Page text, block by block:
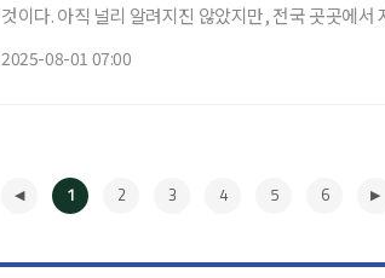
것이다. 아직 널리 알려지진 않았지만, 전국 곳곳에서
2025-08-01 07:00
1 2 3 4 5 6